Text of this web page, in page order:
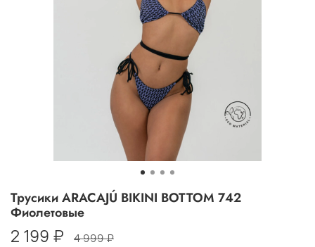
Трусики ARACAJÚ BIKINI BOTTOM 742
Фиолетовые
2 199 ₽ 4 999 ₽